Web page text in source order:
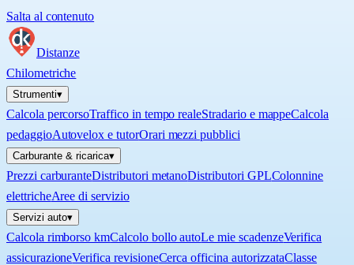
Salta al contenuto
Distanze
Chilometriche
Strumenti▾
Calcola percorsoTraffico in tempo realeStradario e mappeCalcola
pedaggioAutovelox e tutorOrari mezzi pubblici
Carburante & ricarica▾
Prezzi carburanteDistributori metanoDistributori GPLColonnine
elettricheAree di servizio
Servizi auto▾
Calcola rimborso kmCalcolo bollo autoLe mie scadenzeVerifica
assicurazioneVerifica revisioneCerca officina autorizzataClasse